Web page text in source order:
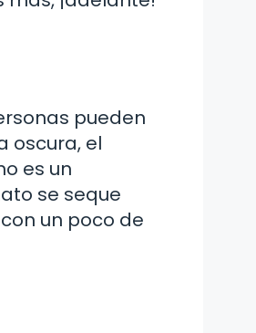
pueden
oscura, el
es un
se seque
un poco de